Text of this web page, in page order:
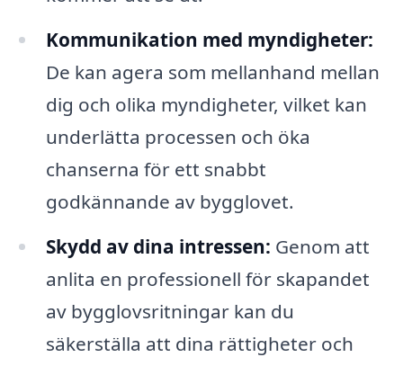
Kommunikation med myndigheter:
De kan agera som mellanhand mellan
dig och olika myndigheter, vilket kan
underlätta processen och öka
chanserna för ett snabbt
godkännande av bygglovet.
Skydd av dina intressen: Genom att
anlita en professionell för skapandet
av bygglovsritningar kan du
säkerställa att dina rättigheter och